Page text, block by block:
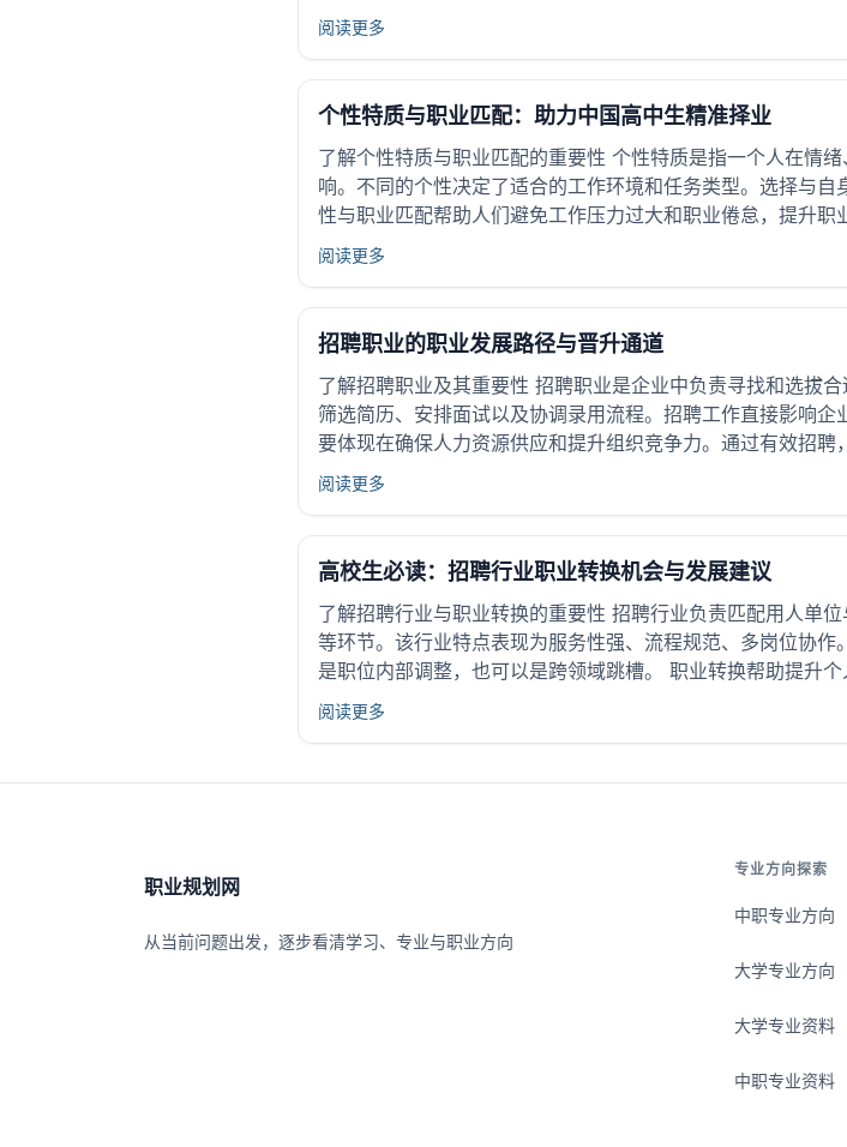
阅读更多
个性特质与职业匹配：助力中国高中生精准择业
了解个性特质与职业匹配的重要性 个性特质是指一个人在情
响。不同的个性决定了适合的工作环境和任务类型。选择与
性与职业匹配帮助人们避免工作压力过大和职业倦怠，提升
阅读更多
招聘职业的职业发展路径与晋升通道
了解招聘职业及其重要性 招聘职业是企业中负责寻找和选拔
筛选简历、安排面试以及协调录用流程。招聘工作直接影响
要体现在确保人力资源供应和提升组织竞争力。通过有效招
阅读更多
高校生必读：招聘行业职业转换机会与发展建议
了解招聘行业与职业转换的重要性 招聘行业负责匹配用人单
等环节。该行业特点表现为服务性强、流程规范、多岗位协
是职位内部调整，也可以是跨领域跳槽。 职业转换帮助提升
阅读更多
职业规划网
从当前问题出发，逐步看清学习、专业与职业方向
专业方向探索
中职专业方向
大学专业方向
大学专业资料
中职专业资料